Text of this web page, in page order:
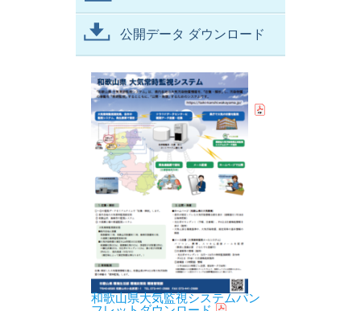
公開データ ダウンロード
和歌山県大気監視システムパン